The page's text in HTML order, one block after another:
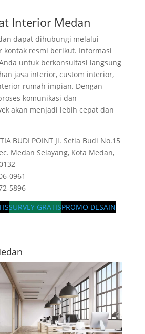
Interior Medan
dapat dihubungi melalui
kontak resmi berikut. Informasi
untuk berkonsultasi langsung
jasa interior, custom interior,
rumah impian. Dengan
komunikasi dan
akan menjadi lebih cepat dan
BUDI POINT Jl. Setia Budi No.15
Medan Selayang, Kota Medan,
0961
5896
SURVEY GRATISPROMO DESAIN